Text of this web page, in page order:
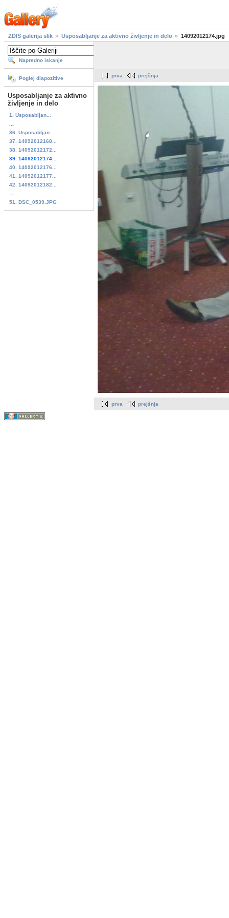
ZDIS galerija slik Usposabljanje za aktivno življenje in delo 14092012174.jpg
Napredno iskanje
Poglej diapozitive
Usposabljanje za aktivno
življenje in delo
1. Usposabljan...
36. Usposabljan...
37. 14092012168...
38. 14092012172...
39. 14092012174...
40. 14092012176...
41. 14092012177...
42. 14092012182...
51. DSC_0539.JPG
prva prejšnja
prva prejšnja